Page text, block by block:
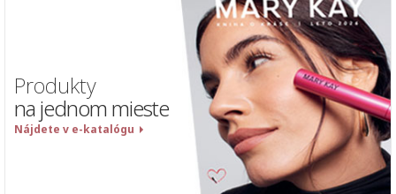
Produkty
na jednom mieste
Nájdete v e-katalógu